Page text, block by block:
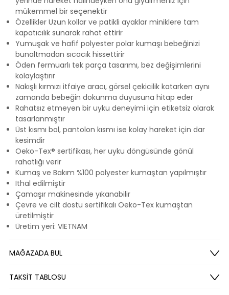
mükemmel bir seçenektir
Özellikler Uzun kollar ve patikli ayaklar miniklere tam
kapatıcılık sunarak rahat ettirir
Yumuşak ve hafif polyester polar kumaşı bebeğinizi
bunaltmadan sıcacık hissettirir
Öden fermuarlı tek parça tasarımı, bez değişimlerini
kolaylaştırır
Nakışlı kırmızı itfaiye aracı, görsel çekicilik katarken aynı
zamanda bebeğin dokunma duyusuna hitap eder
Rahatsız etmeyen bir uyku deneyimi için etiketsiz olarak
tasarlanmıştır
Üst kısmı bol, pantolon kısmı ise kolay hareket için dar
kesimdir
Oeko-Tex® sertifikası, her uyku döngüsünde gönül
rahatlığı verir
Kumaş ve Bakım %100 polyester kumaştan yapılmıştır
İthal edilmiştir
Çamaşır makinesinde yıkanabilir
Çevre ve cilt dostu sertifikalı Oeko-Tex kumaştan
üretilmiştir
Üretim yeri: VİETNAM
MAĞAZADA BUL
TAKSİT TABLOSU